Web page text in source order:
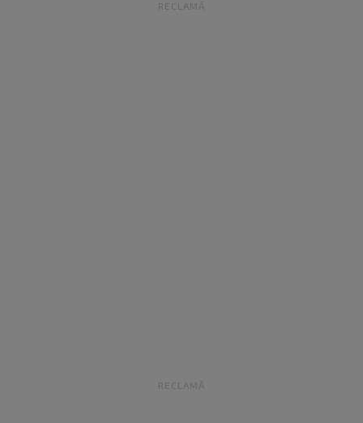
RECLAMĂ
RECLAMĂ